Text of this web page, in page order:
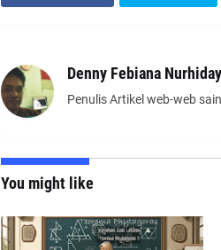
Denny Febiana
Penulis Artikel web-web
You might like